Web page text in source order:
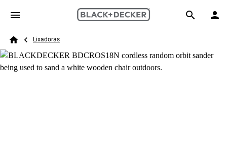
Skip to main content
Search
Breadcrumb
Lixadoras